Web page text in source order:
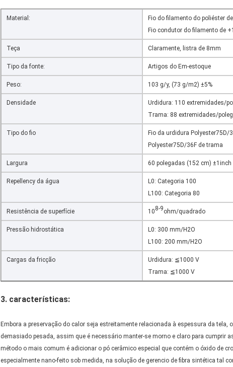
Material:
Fio do filamento do poliéster
Fio condutor do filamento de
Teça Claramente, listra de 8mm
Tipo da fonte: Artigos do Em-estoque
Peso: 103 g/y, (73 g/m2) ±5%
Densidade
Urdidura: 110 extremidades/
Trama: 88 extremidades/
Tipo do fio
Fio da urdidura Polyester75D/
Polyester75D/36F de trama
Largura 60 polegadas (152 cm) ±1inch
Repellency da água
L0: Categoria 100
L100: Categoria 80
Resistência de superfície 108-9ohm/quadrado
Pressão hidrostática
L0: 300 mm/H2O
L100: 200 mm/H2O
Cargas da fricção
Urdidura: ≦1000 V
Trama: ≦1000 V
3. características:
Embora a preservação do calor seja estreitamente relacionada à espessura da tela,
demasiado pesada, assim que é necessário manter-se morno e claro para cumprir
método o mais comum é adicionar o pó cerâmico especial que contém o óxido de
especialmente nano-feito sob medida, na solução de gerencio de fibra sintética tal